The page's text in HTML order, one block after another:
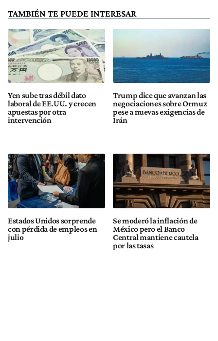
TAMBIÉN TE PUEDE INTERESAR
Yen sube tras débil dato
laboral de EE.UU. y crecen
apuestas por otra
intervención
Trump dice que avanzan las
negociaciones sobre Ormuz
pese a nuevas exigencias de
Irán
Estados Unidos sorprende
con pérdida de empleos en
julio
Se moderó la inflación de
México pero el Banco
Central mantiene cautela
por las tasas